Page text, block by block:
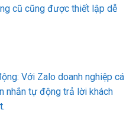
cũ cũng được thiết lập dễ
Với Zalo doanh nghiệp cá
nhắn tự động trả lời khách